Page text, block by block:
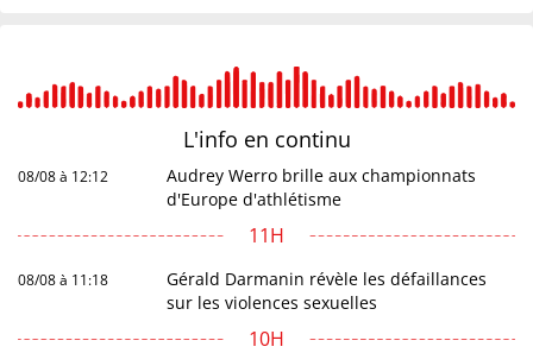
L'info en continu
08/08 à 12:12
Audrey Werro brille aux championnats
d'Europe d'athlétisme
11H
08/08 à 11:18
Gérald Darmanin révèle les défaillances
sur les violences sexuelles
10H